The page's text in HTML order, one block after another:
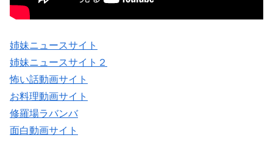
姉妹ニュースサイト
姉妹ニュースサイト２
怖い話動画サイト
お料理動画サイト
修羅場ラバンバ
面白動画サイト